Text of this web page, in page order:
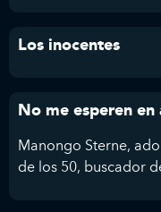
Los inocentes
No me esperen
Manongo Sterne,
de los 50, buscador